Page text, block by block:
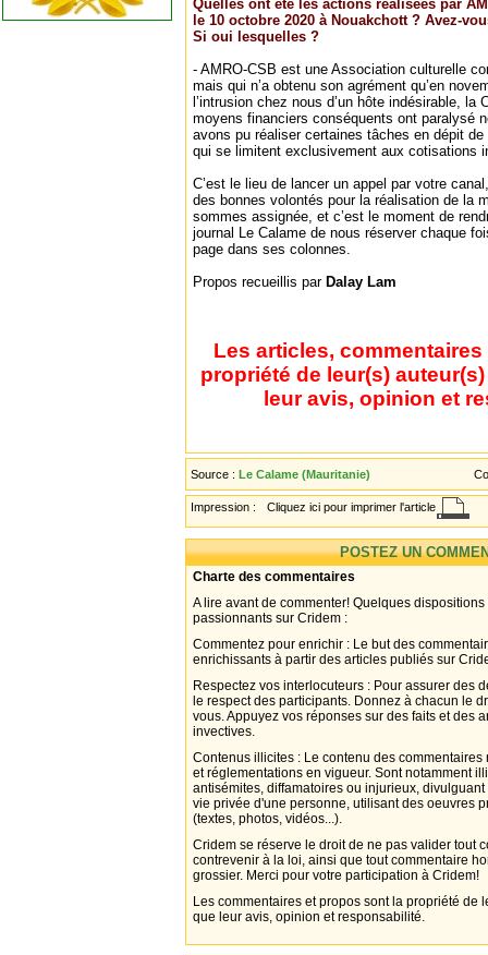
Quelles ont été les actions réalisées par
le 10 octobre 2020 à Nouakchott ? Avez-
Si oui lesquelles ?
- AMRO-CSB est une Association culturelle
mais qui n’a obtenu son agrément qu’en
l’intrusion chez nous d’un hôte indésirable, la
moyens financiers conséquents ont paralysé
avons pu réaliser certaines tâches en dépit
qui se limitent exclusivement aux cotisations
C’est le lieu de lancer un appel par votre
des bonnes volontés pour la réalisation de la
sommes assignée, et c’est le moment de
journal Le Calame de nous réserver chaque
page dans ses colonnes.
Propos recueillis par Dalay Lam
Les articles,
propriété de leur(s)
leur avis, opinion et
Source : Le Calame (Mauritanie)
Impression : Cliquez ici pour imprimer l'article
POSTEZ UN
Charte des commentaires
A lire avant de commenter! Quelques
passionnants sur Cridem :
Commentez pour enrichir : Le but des
enrichissants à partir des articles publiés sur
Respectez vos interlocuteurs : Pour assurer des
le respect des participants. Donnez à chacun le
vous. Appuyez vos réponses sur des faits et des
invectives.
Contenus illicites : Le contenu des
et réglementations en vigueur. Sont notamment
antisémites, diffamatoires ou injurieux,
vie privée d'une personne, utilisant des oeuvres
(textes, photos, vidéos...).
Cridem se réserve le droit de ne pas valider tout
contrevenir à la loi, ainsi que tout commentaire
grossier. Merci pour votre participation à Cridem!
Les commentaires et propos sont la propriété de
que leur avis, opinion et responsabilité.